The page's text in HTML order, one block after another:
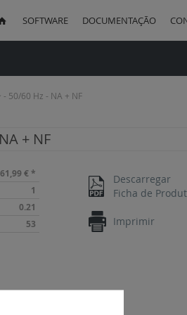
SOFTWARE DOCUMENTAÇÃO
50/60 Hz - NA + NF
+ NF
61,99 € *
1
0.21
53
Descarregar
Ficha de
Imprimir